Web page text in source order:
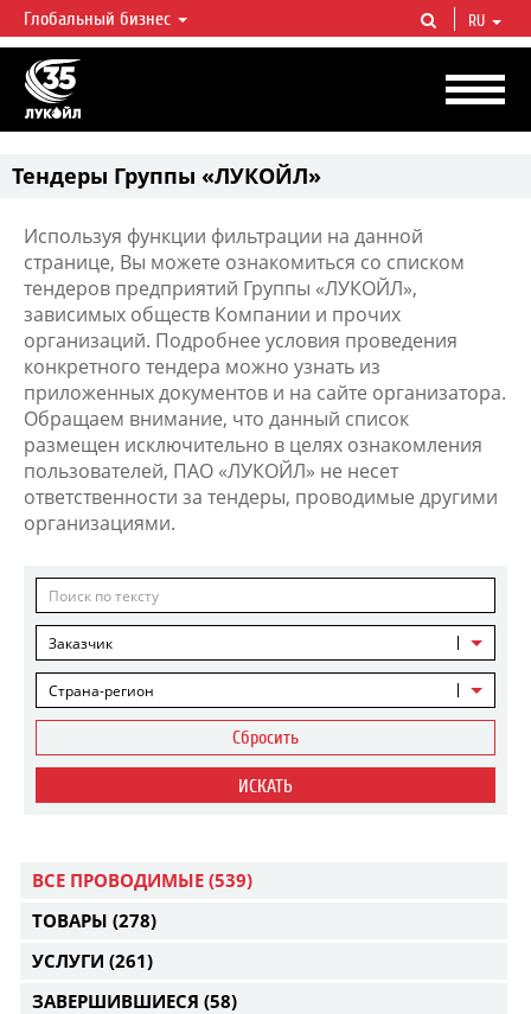
ЛУКОЙЛ СЕГОДНЯ
ЛУКОЙЛ — одна из крупнейших вертикально интегрированных
нефтегазовых компаний в мире, на долю которой приходится более 2%
мировой добычи нефти и около 1% доказанных запасов углеводородов.
Глобальный бизнес RU
Тендеры Группы «ЛУКОЙЛ»
Используя функции фильтрации на данной
странице, Вы можете ознакомиться со списком
тендеров предприятий Группы «ЛУКОЙЛ»,
зависимых обществ Компании и прочих
организаций. Подробнее условия проведения
конкретного тендера можно узнать из
приложенных документов и на сайте организатора.
Обращаем внимание, что данный список
размещен исключительно в целях ознакомления
пользователей, ПАО «ЛУКОЙЛ» не несет
ответственности за тендеры, проводимые другими
организациями.
Заказчик
Страна-регион
Сбросить
ИСКАТЬ
ВСЕ ПРОВОДИМЫЕ (539)
ТОВАРЫ (278)
УСЛУГИ (261)
ЗАВЕРШИВШИЕСЯ (58)